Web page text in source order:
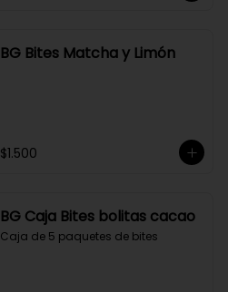
BG Bites Matcha y Limón
$1.500
BG Caja Bites bolitas cacao
Caja de 5 paquetes de bites